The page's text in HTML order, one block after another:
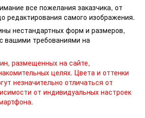
все пожелания заказчика, от
редактирования самого изображения.
нестандартных форм и размеров,
вашими требованиями на
размещенных на сайте,
целях. Цвета и оттенки
незначительно отличаться от
от индивидуальных настроек